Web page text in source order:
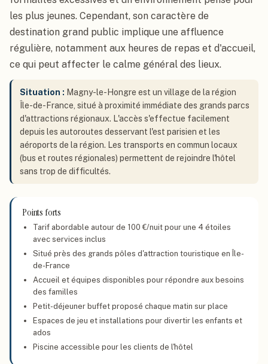
les plus jeunes. Cependant, son caractère de
destination grand public implique une affluence
régulière, notamment aux heures de repas et d'accueil,
ce qui peut affecter le calme général des lieux.
Situation : Magny-le-Hongre est un village de la région
Île-de-France, situé à proximité immédiate des grands parcs
d'attractions régionaux. L'accès s'effectue facilement
depuis les autoroutes desservant l'est parisien et les
aéroports de la région. Les transports en commun locaux
(bus et routes régionales) permettent de rejoindre l'hôtel
sans trop de difficultés.
Points forts
Tarif abordable autour de 100 €/nuit pour une 4 étoiles
avec services inclus
Situé près des grands pôles d'attraction touristique en Île-
de-France
Accueil et équipes disponibles pour répondre aux besoins
des familles
Petit-déjeuner buffet proposé chaque matin sur place
Espaces de jeu et installations pour divertir les enfants et
ados
Piscine accessible pour les clients de l'hôtel